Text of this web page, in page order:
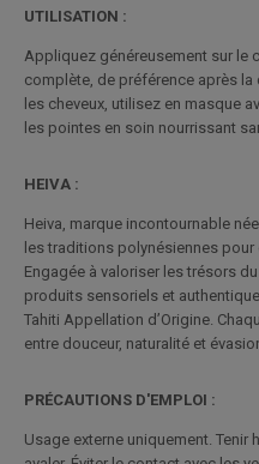
UTILISATION :
Appliquez généreusement sur le
complète, de préférence après la
les cheveux, utilisez en masque
les pointes en soin nourrissant
HEIVA :
Heiva, marque incontournable
les traditions polynésiennes
Engagée à valoriser les trésors
produits sensoriels et
Tahiti Appellation d’Origine.
entre douceur, naturalité et
PRÉCAUTIONS D'EMPLOI :
Usage externe uniquement.